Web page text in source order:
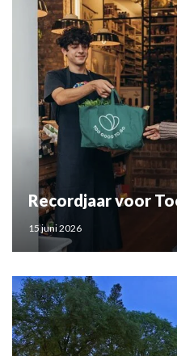
Recordjaar voor
15 juni 2026